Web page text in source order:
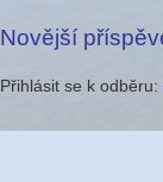
Novější
Přihlásit se k odběru: